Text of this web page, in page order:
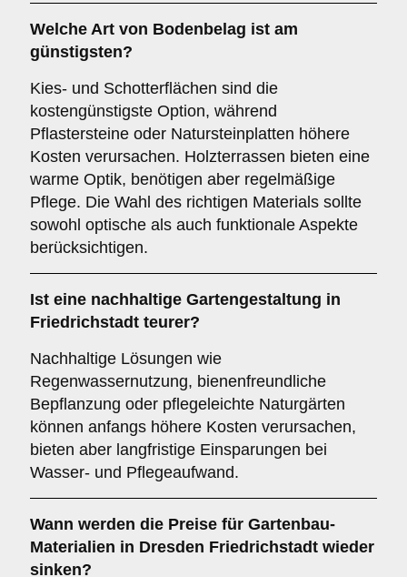
Welche Art von Bodenbelag ist am
günstigsten?
Kies- und Schotterflächen sind die
kostengünstigste Option, während
Pflastersteine oder Natursteinplatten höhere
Kosten verursachen. Holzterrassen bieten eine
warme Optik, benötigen aber regelmäßige
Pflege. Die Wahl des richtigen Materials sollte
sowohl optische als auch funktionale Aspekte
berücksichtigen.
Ist eine nachhaltige Gartengestaltung in
Friedrichstadt teurer?
Nachhaltige Lösungen wie
Regenwassernutzung, bienenfreundliche
Bepflanzung oder pflegeleichte Naturgärten
können anfangs höhere Kosten verursachen,
bieten aber langfristige Einsparungen bei
Wasser- und Pflegeaufwand.
Wann werden die Preise für Gartenbau-
Materialien in Dresden Friedrichstadt wieder
sinken?